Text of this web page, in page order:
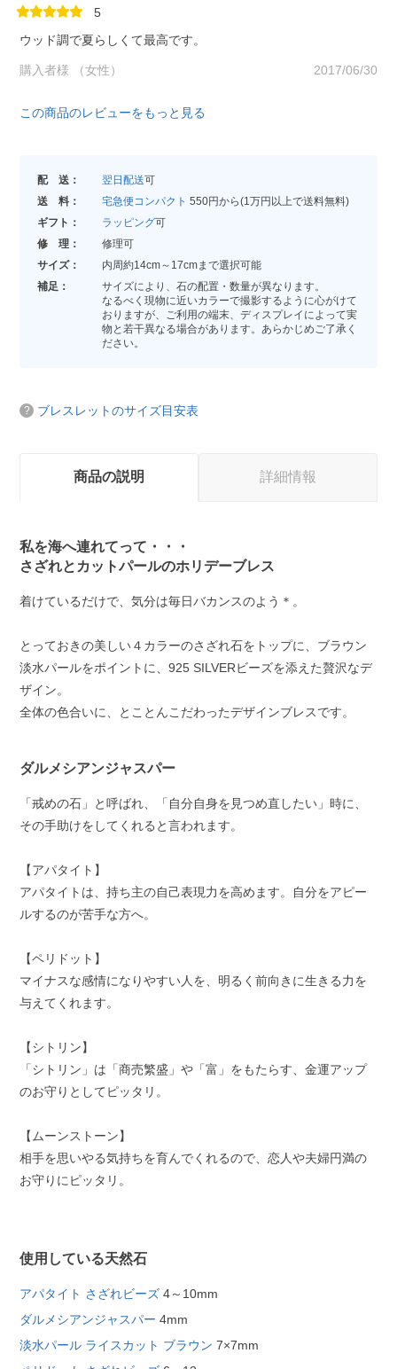
5
ウッド調で夏らしくて最高です。
購入者様 （女性） 2017/06/30
この商品のレビューをもっと見る
配 送： 翌日配送可
送 料：
宅急便コンパクト 550円から(1万円以上で送料無料)
ギフト：
ラッピング可
修 理：
修理可
サイズ：
内周約14cm～17cmまで選択可能
補足：
サイズにより、石の配置・数量が異なります。
なるべく現物に近いカラーで撮影するように心がけて
おりますが、ご利用の端末、ディスプレイによって実
物と若干異なる場合があります。あらかじめご了承く
ださい。
ブレスレットのサイズ目安表
商品の説明 詳細情報
私を海へ連れてって・・・
さざれとカットパールのホリデーブレス
着けているだけで、気分は毎日バカンスのよう＊。
とっておきの美しい４カラーのさざれ石をトップに、ブラウン
淡水パールをポイントに、925 SILVERビーズを添えた贅沢なデ
ザイン。
全体の色合いに、とことんこだわったデザインブレスです。
ダルメシアンジャスパー
「戒めの石」と呼ばれ、「自分自身を見つめ直したい」時に、
その手助けをしてくれると言われます。
【アパタイト】
アパタイトは、持ち主の自己表現力を高めます。自分をアピー
ルするのが苦手な方へ。
【ペリドット】
マイナスな感情になりやすい人を、明るく前向きに生きる力を
与えてくれます。
【シトリン】
「シトリン」は「商売繁盛」や「富」をもたらす、金運アップ
のお守りとしてピッタリ。
【ムーンストーン】
相手を思いやる気持ちを育んでくれるので、恋人や夫婦円満の
お守りにピッタリ。
使用している天然石
アパタイト さざれビーズ 4～10mm
ダルメシアンジャスパー 4mm
淡水パール ライスカット ブラウン 7×7mm